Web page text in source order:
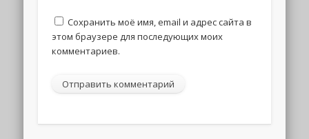
Сохранить моё имя, email и адрес сайта в
этом браузере для последующих моих
комментариев.